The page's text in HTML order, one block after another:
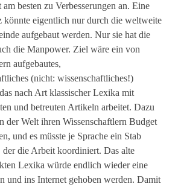
besten zu Verbesserungen an. Eine
könnte eigentlich nur durch die weltweite
aufgebaut werden. Nur sie hat die
die Manpower. Ziel wäre ein von
aufgebautes,
(nicht: wissenschaftliches!)
nach Art klassischer Lexika mit
und betreuten Artikeln arbeitet. Dazu
der Welt ihren Wissenschaftlern Budget
und es müsste je Sprache ein Stab
der die Arbeit koordiniert. Das alte
Lexika würde endlich wieder eine
und ins Internet gehoben werden. Damit